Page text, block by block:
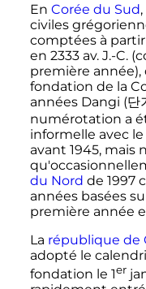
En Corée du Sud
civiles
comptées à
en 2333 av. J.-C.
première
fondation de la
années Dangi (단
numérotation a
informelle avec
avant 1945, mais
du Nord de 1997
années basées
première année
La république de
adopté le
fondation le 1er